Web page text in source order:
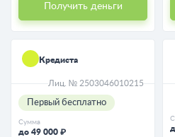
Получить деньги
Кредиста
Лиц. № 2503046010215
Первый бесплатно
Сумма
до 49 000 ₽